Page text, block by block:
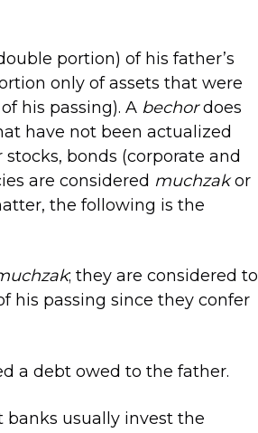
portion) of his father’s
only of assets that were
his passing). A bechordoes
have not been actualized
bonds (corporate and
are considered muchzakor
the following is the
; they are considered to
his passing since they confer
a debt owed to the father.
banks usually invest the